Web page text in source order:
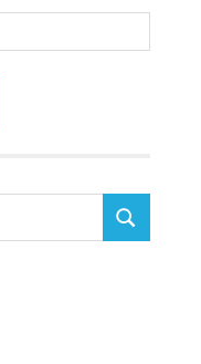
SUCHEN